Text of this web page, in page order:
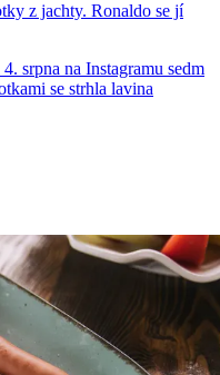
z jachty. Ronaldo se jí
srpna na Instagramu sedm
se strhla lavina